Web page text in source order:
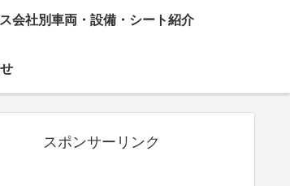
会社別車両・設備・シート紹介
スポンサーリンク